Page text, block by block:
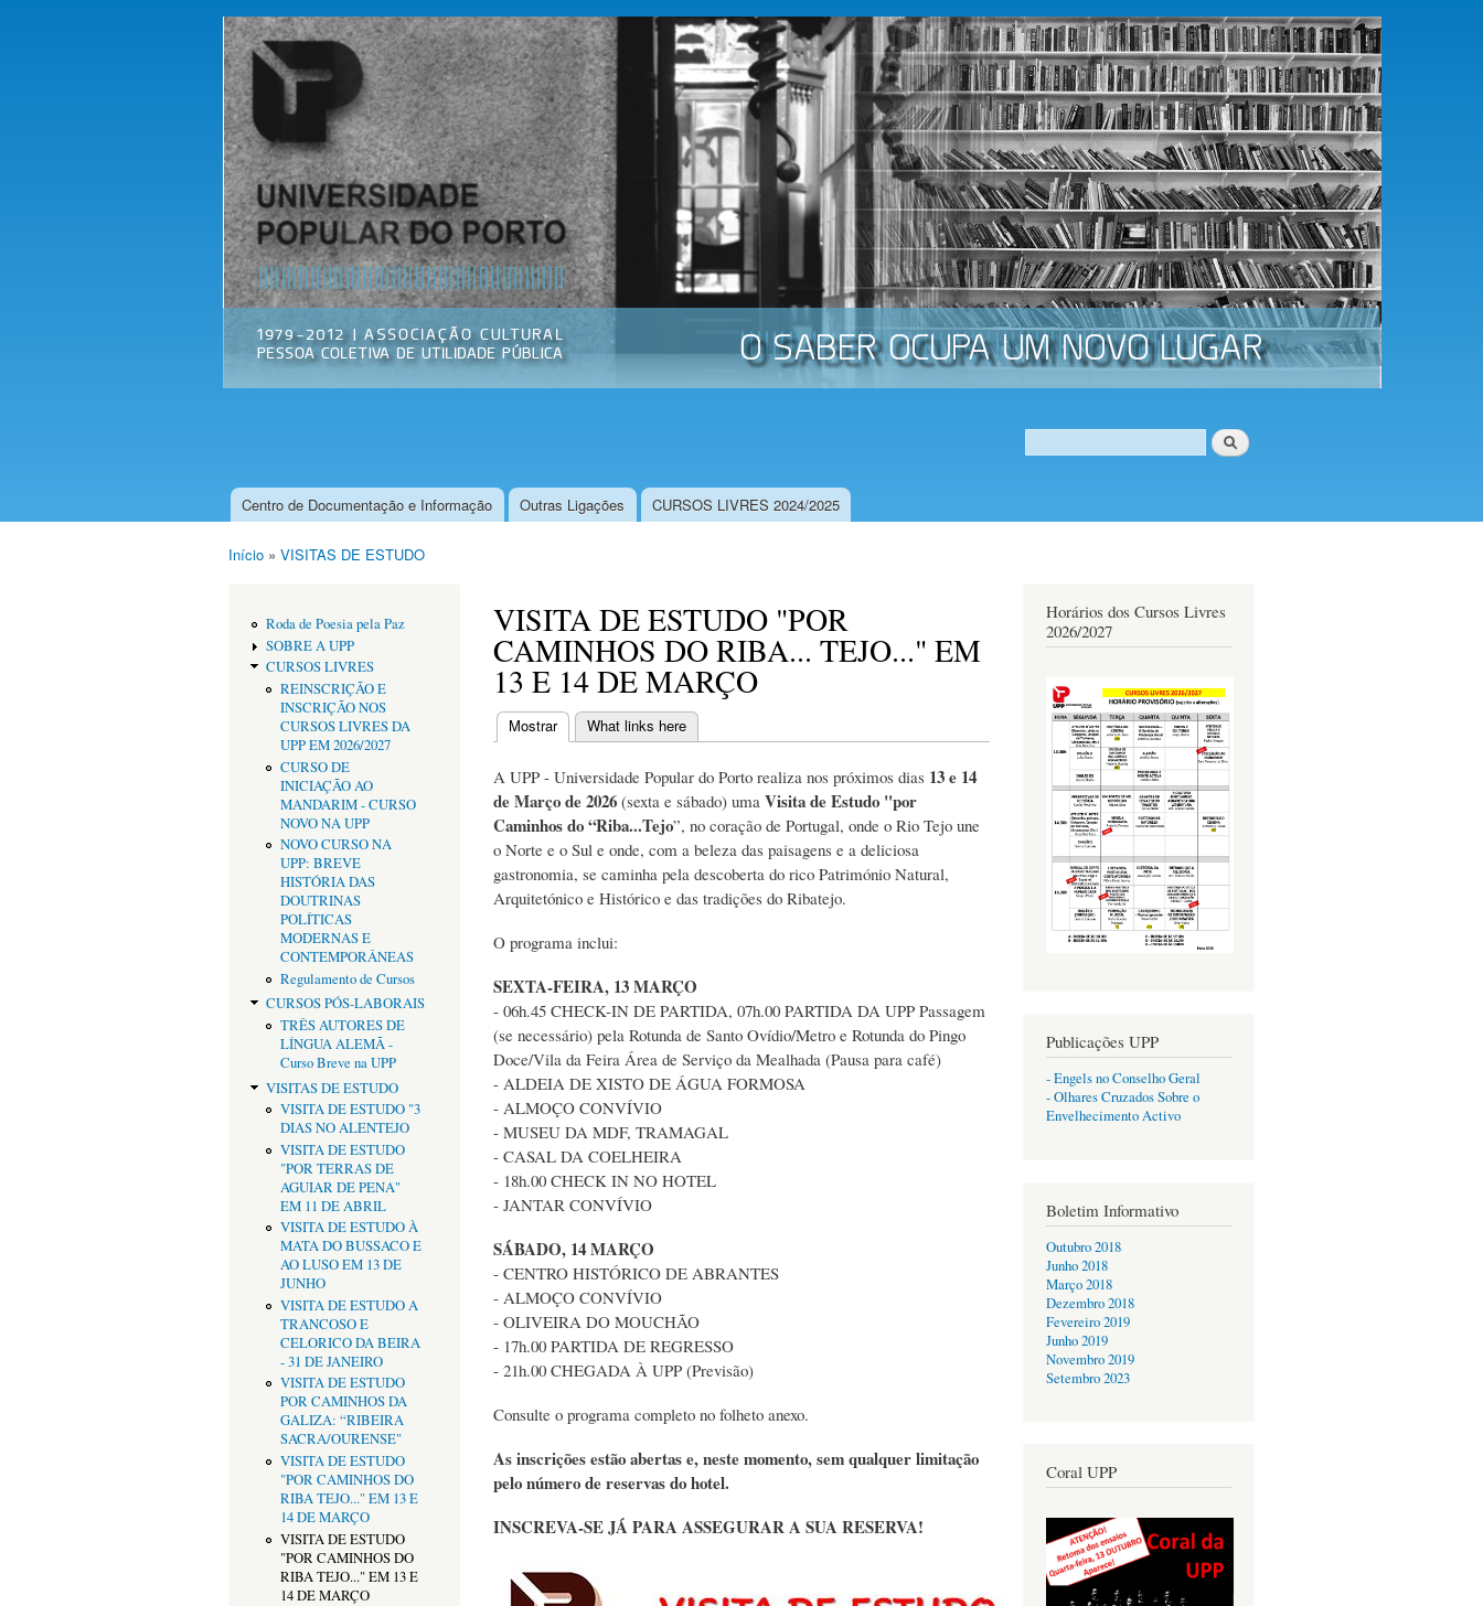
Passar
para o
conteúdo
principal
Universidade
Popular do
Porto
Associação
Cultural
Formulário de procura
Procurar
Menu principal
Centro de Documentação e Informação Outras Ligações CURSOS LIVRES 2024/2025
Início » VISITAS DE ESTUDO
Roda de Poesia pela Paz
SOBRE A UPP
CURSOS LIVRES
REINSCRIÇÃO E
INSCRIÇÃO NOS
CURSOS LIVRES DA
UPP EM 2026/2027
CURSO DE
INICIAÇÃO AO
MANDARIM - CURSO
NOVO NA UPP
NOVO CURSO NA
UPP: BREVE
HISTÓRIA DAS
DOUTRINAS
POLÍTICAS
MODERNAS E
CONTEMPORÂNEAS
Regulamento de Cursos
CURSOS PÓS-LABORAIS
TRÊS AUTORES DE
LÍNGUA ALEMÃ -
Curso Breve na UPP
VISITAS DE ESTUDO
VISITA DE ESTUDO "3
DIAS NO ALENTEJO
VISITA DE ESTUDO
"POR TERRAS DE
AGUIAR DE PENA"
EM 11 DE ABRIL
VISITA DE ESTUDO À
MATA DO BUSSACO E
AO LUSO EM 13 DE
JUNHO
VISITA DE ESTUDO A
TRANCOSO E
CELORICO DA BEIRA
- 31 DE JANEIRO
VISITA DE ESTUDO
POR CAMINHOS DA
GALIZA: “RIBEIRA
SACRA/OURENSE"
VISITA DE ESTUDO
"POR CAMINHOS DO
RIBA TEJO..." EM 13 E
14 DE MARÇO
VISITA DE ESTUDO
"POR CAMINHOS DO
RIBA TEJO..." EM 13 E
14 DE MARÇO
VISITA DE ESTUDO "POR
CAMINHOS DO RIBA... TEJO..." EM
13 E 14 DE MARÇO
Separadores primários
Mostrar(separador ativo)
What links here
A UPP - Universidade Popular do Porto realiza nos próximos dias 13 e 14
de Março de 2026 (sexta e sábado) uma Visita de Estudo "por
Caminhos do “Riba...Tejo”, no coração de Portugal, onde o Rio Tejo une
o Norte e o Sul e onde, com a beleza das paisagens e a deliciosa
gastronomia, se caminha pela descoberta do rico Património Natural,
Arquitetónico e Histórico e das tradições do Ribatejo.
O programa inclui:
SEXTA-FEIRA, 13 MARÇO
- 06h.45 CHECK-IN DE PARTIDA, 07h.00 PARTIDA DA UPP Passagem
(se necessário) pela Rotunda de Santo Ovídio/Metro e Rotunda do Pingo
Doce/Vila da Feira Área de Serviço da Mealhada (Pausa para café)
- ALDEIA DE XISTO DE ÁGUA FORMOSA
- ALMOÇO CONVÍVIO
- MUSEU DA MDF, TRAMAGAL
- CASAL DA COELHEIRA
- 18h.00 CHECK IN NO HOTEL
- JANTAR CONVÍVIO
SÁBADO, 14 MARÇO
- CENTRO HISTÓRICO DE ABRANTES
- ALMOÇO CONVÍVIO
- OLIVEIRA DO MOUCHÃO
- 17h.00 PARTIDA DE REGRESSO
- 21h.00 CHEGADA À UPP (Previsão)
Consulte o programa completo no folheto anexo.
As inscrições estão abertas e, neste momento, sem qualquer limitação
pelo número de reservas do hotel.
INSCREVA-SE JÁ PARA ASSEGURAR A SUA RESERVA!
Horários dos Cursos Livres
2026/2027
Publicações UPP
- Engels no Conselho Geral
- Olhares Cruzados Sobre o
Envelhecimento Activo
Boletim Informativo
Outubro 2018
Junho 2018
Março 2018
Dezembro 2018
Fevereiro 2019
Junho 2019
Novembro 2019
Setembro 2023
Coral UPP